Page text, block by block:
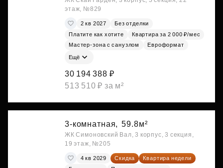
этаж, №829
2 кв 2027
Без отделки
Платите как хотите
Квартира за 2 000 ₽/мес
Мастер-зона с санузлом
Евроформат
Ещё
30 194 388 ₽
513 510 ₽ за м²
3-комнатная, 59.8м²
ЖК Симоновский Вал, 3 корпус, 3 секция,
19 этаж, №205
4 кв 2029 Скидка
Квартира недели